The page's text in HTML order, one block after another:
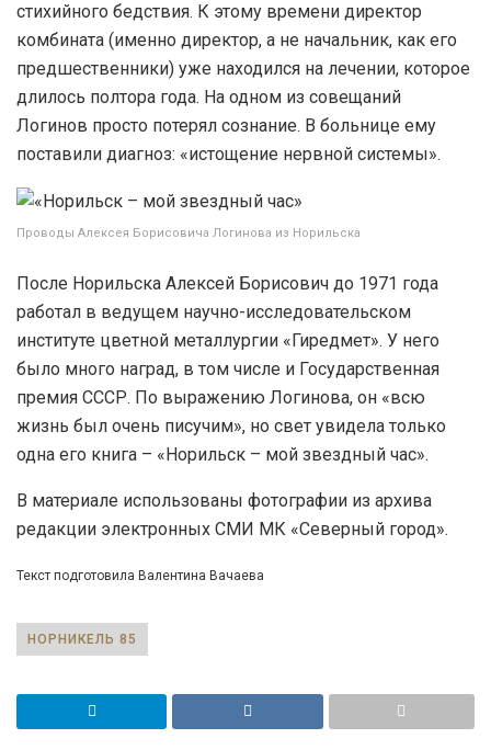
стихийного бедствия. К этому времени директор
комбината (именно директор, а не начальник, как его
предшественники) уже находился на лечении, которое
длилось полтора года. На одном из совещаний
Логинов просто потерял сознание. В больнице ему
поставили диагноз: «истощение нервной системы».
Проводы Алексея Борисовича Логинова из Норильска
После Норильска Алексей Борисович до 1971 года
работал в ведущем научно-исследовательском
институте цветной металлургии «Гиредмет». У него
было много наград, в том числе и Государственная
премия СССР. По выражению Логинова, он «всю
жизнь был очень писучим», но свет увидела только
одна его книга – «Норильск – мой звездный час».
В материале использованы фотографии из архива
редакции электронных СМИ МК «Северный город».
Текст подготовила Валентина Вачаева
НОРНИКЕЛЬ 85